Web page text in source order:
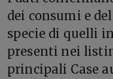
dei consumi e
specie di quelli
presenti nei
principali Case